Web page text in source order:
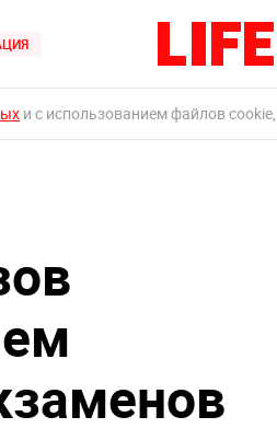
и с использованием файлов